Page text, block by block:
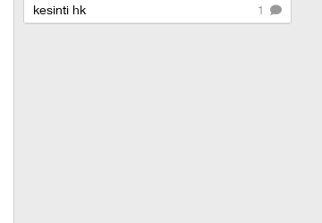
1
kesinti hk